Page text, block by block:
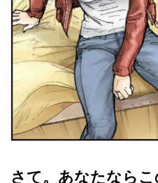
さて。あなたなら